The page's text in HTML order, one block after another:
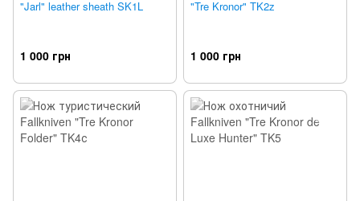
"Jarl" leather sheath SK1L
1 000 грн
"Tre Kronor" TK2z
1 000 грн